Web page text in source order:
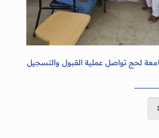
لحج تواصل عملية القبول والتسجيل